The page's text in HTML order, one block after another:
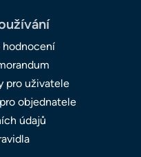
hodnocení
pro uživatele
objednatele
údajů